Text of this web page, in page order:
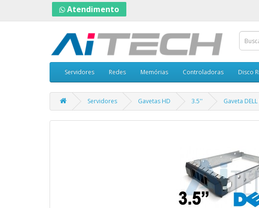
Atendimento
Servidores Redes Memórias Controladoras Disco
Servidores Gavetas HD 3.5'' Gaveta